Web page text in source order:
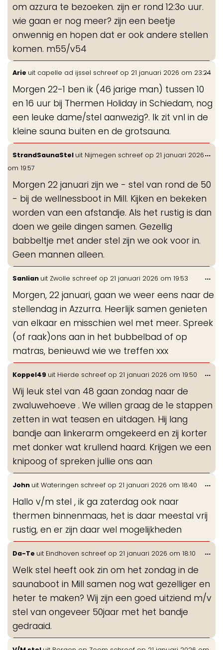
om azzura te bezoeken. zijn er rond 12:3o uur.
wie gaan er nog meer? zijn een beetje
onwennig en hopen dat er ook andere stellen
komen. m55/v54
Arie uit capelle ad ijssel schreef op 21 januari 2026 om 23:24
Morgen 22-1 ben ik (46 jarige man) tussen 10
en 16 uur bij Thermen Holiday in Schiedam, nog
een leuke dame/stel aanwezig?. Ik zit vnl in de
kleine sauna buiten en de grotsauna.
...
StrandSaunaStel uit Nijmegen schreef op 21 januari 2026
om 19:57
Morgen 22 januari zijn we - stel van rond de 50
- bij de wellnessboot in Mill. Kijken en bekeken
worden van een afstandje. Als het rustig is dan
doen we geile dingen samen. Gezellig
babbeltje met ander stel zijn we ook voor in.
Geen mannen alleen.
...
Sanlian uit Zwolle schreef op 21 januari 2026 om 19:53
Morgen, 22 januari, gaan we weer eens naar de
stellendag in Azzurra. Heerlijk samen genieten
van elkaar en misschien wel met meer. Spreek
(of raak)ons aan in het bubbelbad of op
matras, benieuwd wie we treffen xxx
...
Koppel49 uit Hierde schreef op 21 januari 2026 om 19:50
Wij leuk stel van 48 gaan zondag naar de
zwaluwehoeve . We willen graag de 1e stappen
zetten in wat teasen en uitdagen. Hij lang
bandje aan linkerarm omgekeerd en zij korter
met donker wat krullend haard. Krijgen we een
knipoog of spreken jullie ons aan
...
John uit Wateringen schreef op 21 januari 2026 om 18:40
Hallo v/m stel , ik ga zaterdag ook naar
thermen binnenmaas, het is daar meestal vrij
rustig, en er zijn daar wel mogelijkheden
...
Da-Te uit Eindhoven schreef op 21 januari 2026 om 18:10
Welk stel heeft ook zin om het zondag in de
saunaboot in Mill samen nog wat gezelliger en
heter te maken? Wij zijn een goed uitziend m/v
stel van ongeveer 50jaar met het bandje
gedraaid.
...